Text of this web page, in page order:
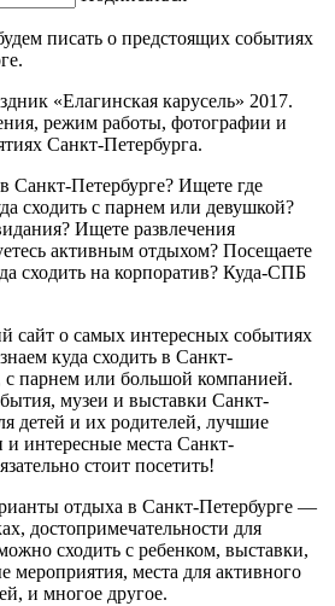
писать о предстоящих событиях
«Елагинская карусель» 2017.
режим работы, фотографии и
Санкт-Петербурга.
Санкт-Петербурге? Ищете где
сходить с парнем или девушкой?
Ищете развлечения
активным отдыхом? Посещаете
сходить на корпоратив? Куда-СПБ
о самых интересных событиях
куда сходить в Санкт-
с парнем или большой компанией.
музеи и выставки Санкт-
детей и их родителей, лучшие
и интересные места Санкт-
стоит посетить!
отдыха в Санкт-Петербурге —
достопримечательности для
сходить с ребенком, выставки,
мероприятия, места для активного
и многое другое.